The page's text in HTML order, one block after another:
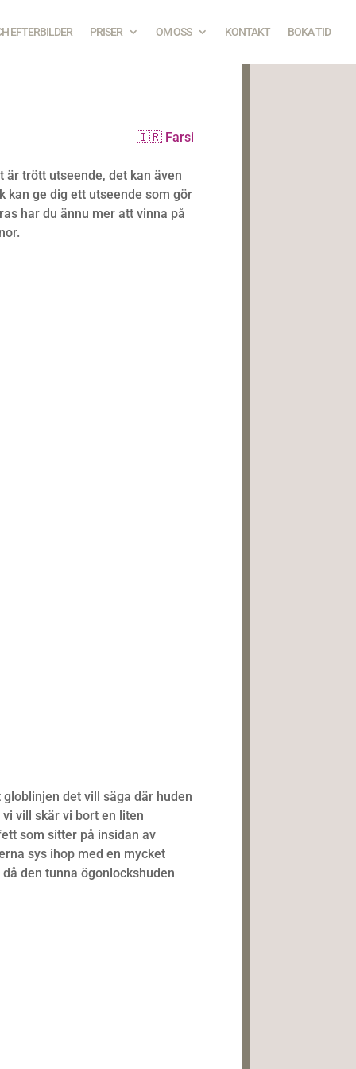
EFTERBILDER PRISER OM OSS KONTAKT BOKA TID
🇮🇷 Farsi
är trött utseende, det kan även
kan ge dig ett utseende som gör
har du ännu mer att vinna på
det vill säga där huden
vill skär vi bort en liten
som sitter på insidan av
sys ihop med en mycket
den tunna ögonlockshuden